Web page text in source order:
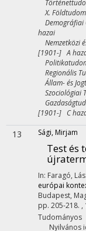
X.
Demográfiai
hazai
Nemzetközi
[1901-] A
Regionális
Állam- és
Szociológiai
[1901-] C
13 Sági, Mirjam
Test és
In: Faragó,
európai
Budapest,
pp. 205-218. ,
Tudományos
Nyilvános